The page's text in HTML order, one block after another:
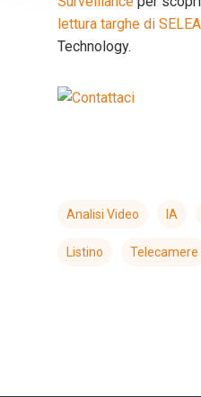
lettura targhe di SELEA
Technology.
Analisi Video IA
Listino Telecamere